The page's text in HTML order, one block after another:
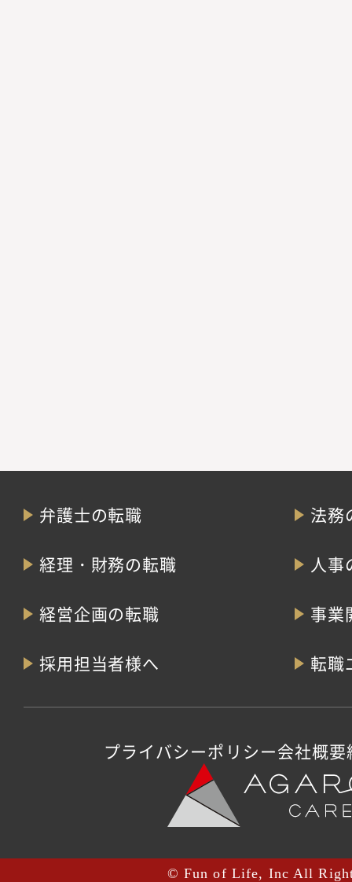
弁護士の転職 法務
経理・財務の転職 人事
経営企画の転職 事業
採用担当者様へ 転職
プライバシーポリシー会社概要
© Fun of Life, Inc All Right